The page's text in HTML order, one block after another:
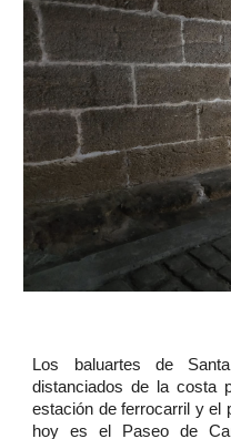
Los baluartes de
distanciados de la costa
estación de ferrocarril y el
hoy es el Paseo de